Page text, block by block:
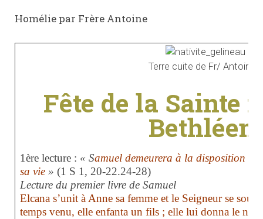
Homélie par Frère Antoine
Terre cuite de Fr/ Antoine
Fête de la Sainte
Bethléem
1ère lecture : « Samuel demeurera à la disposition
sa vie » (1 S 1, 20-22.24-28)
Lecture du premier livre de Samuel
Elcana s’unit à Anne sa femme et le Seigneur se
temps venu, elle enfanta un fils ; elle lui donna le